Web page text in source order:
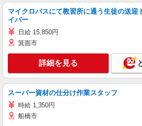
マイクロバスにて教習所に通う生徒の送迎
イバー
日給 15,850円
箕面市
詳細を見る
スーパー資材の仕分け作業スタッフ
時給 1,350円
船橋市